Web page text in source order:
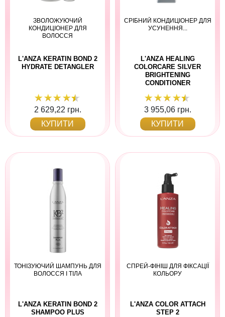
ЗВОЛОЖУЮЧИЙ
КОНДИЦІОНЕР ДЛЯ
ВОЛОССЯ
L'ANZA KERATIN BOND 2
HYDRATE DETANGLER
2 629,22 грн.
КУПИТИ
СРІБНИЙ КОНДИЦІОНЕР ДЛЯ
УСУНЕННЯ...
L'ANZA HEALING
COLORCARE SILVER
BRIGHTENING
CONDITIONER
3 955,06 грн.
КУПИТИ
ТОНІЗУЮЧИЙ ШАМПУНЬ ДЛЯ
ВОЛОССЯ І ТІЛА
L'ANZA KERATIN BOND 2
SHAMPOO PLUS
СПРЕЙ-ФІНІШ ДЛЯ ФІКСАЦІЇ
КОЛЬОРУ
L'ANZA COLOR ATTACH
STEP 2